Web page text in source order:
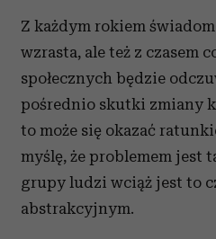
Z każdym rokiem
wzrasta, ale też z czasem
społecznych będzie
pośrednio skutki zmiany
to może się okazać
myślę, że problemem jest
grupy ludzi wciąż jest to
abstrakcyjnym.